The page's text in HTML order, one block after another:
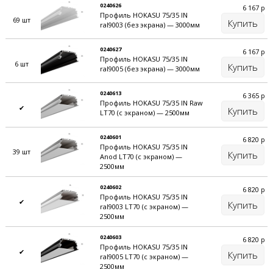
69 шт
0240626
Профиль HOKASU 75/35 IN
ral9003 (без экрана) — 3000мм
6 167 р
Купить
6 шт
0240627
Профиль HOKASU 75/35 IN
ral9005 (без экрана) — 3000мм
6 167 р
Купить
✔
0240613
Профиль HOKASU 75/35 IN Raw
LT70 (с экраном) — 2500мм
6 365 р
Купить
39 шт
0240601
Профиль HOKASU 75/35 IN
Anod LT70 (с экраном) —
2500мм
6 820 р
Купить
✔
0240602
Профиль HOKASU 75/35 IN
ral9003 LT70 (с экраном) —
2500мм
6 820 р
Купить
✔
0240603
Профиль HOKASU 75/35 IN
ral9005 LT70 (с экраном) —
2500мм
6 820 р
Купить